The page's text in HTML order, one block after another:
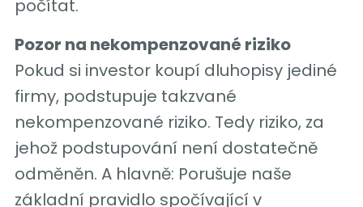
počítat.
Pozor na nekompenzované riziko
Pokud si investor koupí dluhopisy jediné
firmy, podstupuje takzvané
nekompenzované riziko. Tedy riziko, za
jehož podstupování není dostatečně
odměněn. A hlavně: Porušuje naše
základní pravidlo spočívající v